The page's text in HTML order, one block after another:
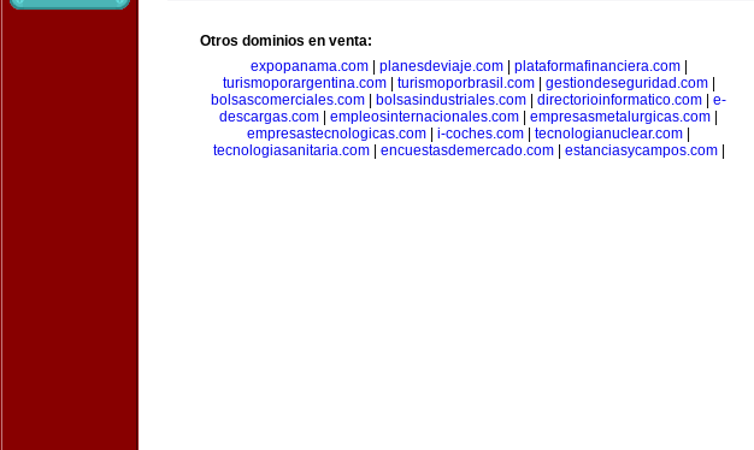
Otros dominios en venta:
expopanama.com| planesdeviaje.com| plataformafinanciera.com|
turismoporargentina.com| turismoporbrasil.com| gestiondeseguridad.com|
bolsascomerciales.com
bolsasindustriales.com directorioinformatico.com
e-
descargas.com
empleosinternacionales.com empresasmetalurgicas.com
empresastecnologicas.com
i-coches.com tecnologianuclear.com
tecnologiasanitaria.com| encuestasdemercado.com| estanciasycampos.com|